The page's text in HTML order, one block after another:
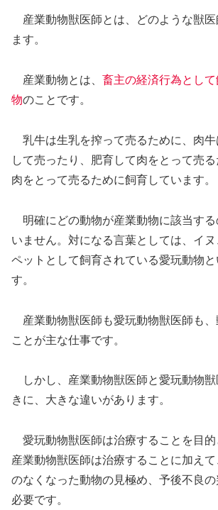
産業動物獣医師とは、どのような獣医
ます。
産業動物とは、 畜主の経済行為とし
物のことです。
乳牛は生乳を搾って売るために、肉
して売ったり、肥育して肉をとって売
肉をとって売るために飼育しています。
明確にどの動物が産業動物に該当する
いません。対になる言葉としては、イ
ペットとして飼育されている愛玩動物と
す。
産業動物獣医師も愛玩動物獣医師も、
ことが主な仕事です。
しかし、産業動物獣医師と愛玩動物獣
きに、大きな違いがあります。
愛玩動物獣医師は治療することを目的
産業動物獣医師は治療することに加え
のなくなった動物の見極め、予後不良
必要です。